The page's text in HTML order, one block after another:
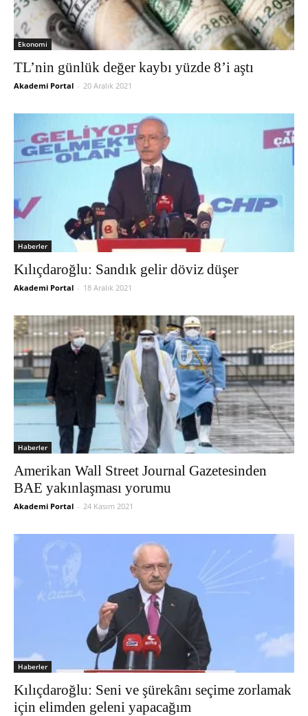
Ekonomi
TL’nin günlük değer kaybı yüzde 8’i aştı
Akademi Portal - 20 Aralık 2021
Haberler
Kılıçdaroğlu: Sandık gelir döviz düşer
Akademi Portal - 18 Aralık 2021
Haberler
Amerikan Wall Street Journal Gazetesinden
BAE yakınlaşması yorumu
Akademi Portal - 24 Kasım 2021
Haberler
Kılıçdaroğlu: Seni ve şürekânı seçime zorlamak
için elimden geleni yapacağım